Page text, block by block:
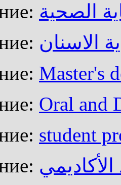
الصحية
الاسنان
Master's
Oral and
student
الأكاديمي